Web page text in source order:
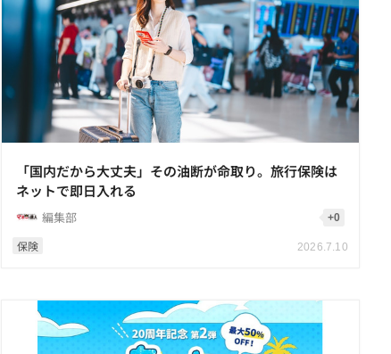
保険 2026.7.10
「国内だから大丈夫」その油断が命取り。旅行保険は
ネットで即日入れる
編集部 +0